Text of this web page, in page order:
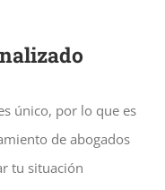
único, por lo que es
de abogados
tu situación